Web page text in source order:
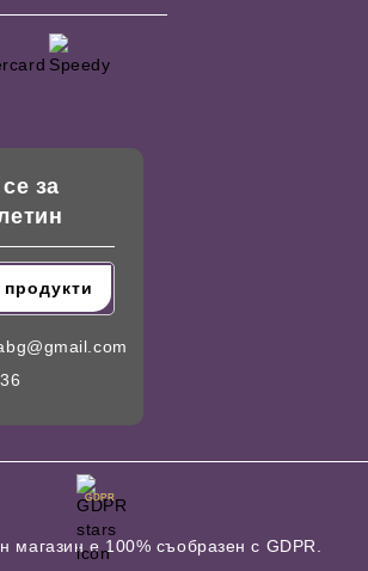
за
GDPR
магазин е 100% съобразен с GDPR.